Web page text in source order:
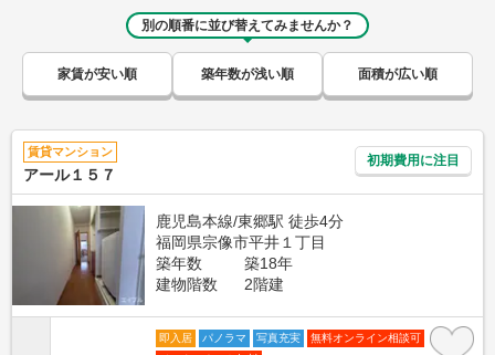
別の順番に並び替えてみませんか？
家賃が安い順 築年数が浅い順 面積が広い順
賃貸マンション
アール１５７
初期費用に注目
鹿児島本線/東郷駅 徒歩4分
福岡県宗像市平井１丁目
築年数
築18年
建物階数
2階建
即入居 パノラマ 写真充実
無料オンライン相談可